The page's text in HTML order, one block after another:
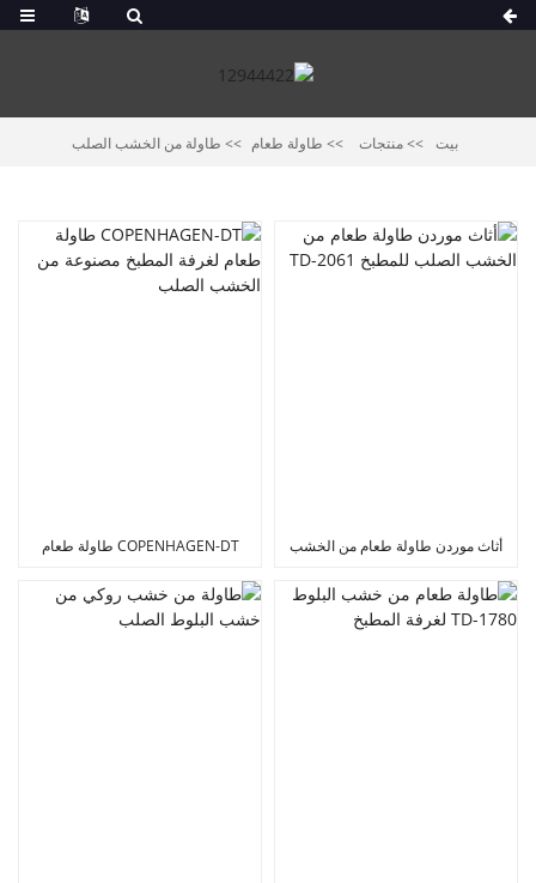
بيت منتجات طاولة طعام طاولة من الخشب الصلب
أثاث موردن طاولة طعام من الخشب
COPENHAGEN-DT طاولة طعام
الصلب